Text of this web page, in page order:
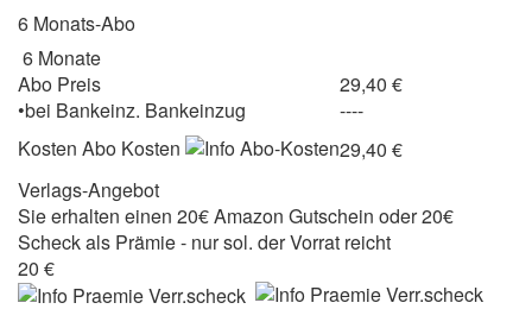
6 Monats-Abo
6 Monate
Abo Preis
29,40 €
•bei Bankeinz. Bankeinzug
----
Kosten Abo Kosten
29,40 €
Verlags-Angebot
Sie erhalten einen 20€ Amazon Gutschein oder 20€
Scheck als Prämie - nur sol. der Vorrat reicht
20 €